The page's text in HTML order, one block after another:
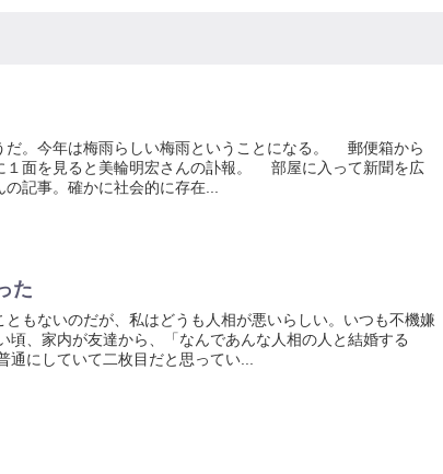
。今年は梅雨らしい梅雨ということになる。 郵便箱から
１面を見ると美輪明宏さんの訃報。 部屋に入って新聞を広
記事。確かに社会的に存在...
た
もないのだが、私はどうも人相が悪いらしい。いつも不機嫌
、家内が友達から、「なんであんな人相の人と結婚する
にしていて二枚目だと思ってい...